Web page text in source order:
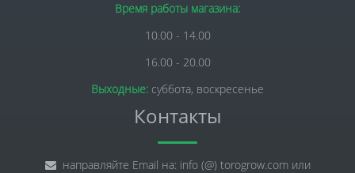
Время работы магазина:
10.00 - 14.00
16.00 - 20.00
Выходные: суббота, воскресенье
Контакты
направляйте Email на: info (@) torogrow.com или